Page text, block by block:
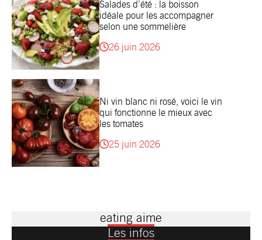
Salades d’été : la boisson
idéale pour les accompagner
selon une sommelière
26 juin 2026
Ni vin blanc ni rosé, voici le vin
qui fonctionne le mieux avec
les tomates
25 juin 2026
eating aime
Les infos